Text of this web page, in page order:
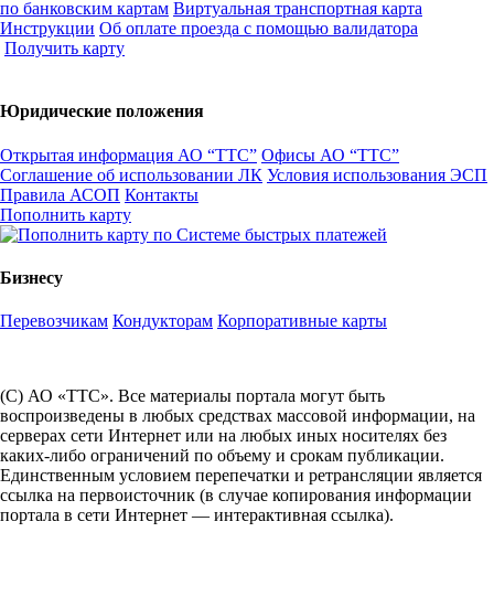
по банковским картам Виртуальная транспортная карта
Инструкции Об оплате проезда с помощью валидатора
Получить карту
Юридические положения
Открытая информация АО “ТТС” Офисы АО “ТТС”
Соглашение об использовании ЛК Условия использования ЭСП
Правила АСОП Контакты
Пополнить карту
Бизнесу
Перевозчикам Кондукторам Корпоративные карты
(С) АО «ТТС». Все материалы портала могут быть
воспроизведены в любых средствах массовой информации, на
серверах сети Интернет или на любых иных носителях без
каких-либо ограничений по объему и срокам публикации.
Единственным условием перепечатки и ретрансляции является
ссылка на первоисточник (в случае копирования информации
портала в сети Интернет — интерактивная ссылка).